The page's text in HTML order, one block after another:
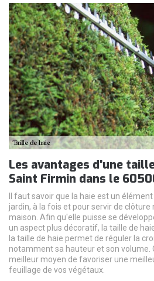
Les avantages d'une
Saint Firmin dans le
Il faut savoir que la haie est un
jardin, à la fois et pour servir de
maison. Afin qu'elle puisse se
un aspect plus décoratif, la taille de
la taille de haie permet de réguler la
notamment sa hauteur et son volume.
meilleur moyen de favoriser une
feuillage de vos végétaux.